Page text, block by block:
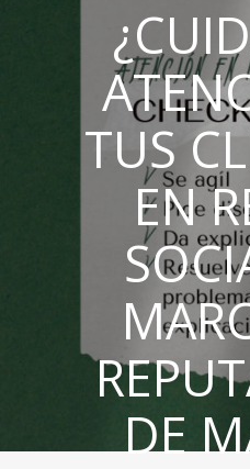
TUS
EN
DE